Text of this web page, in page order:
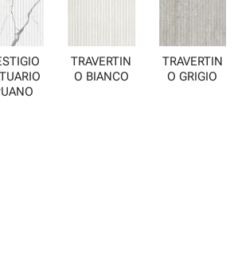
TRAVERTIN
O BIANCO
TRAVERTIN
O GRIGIO